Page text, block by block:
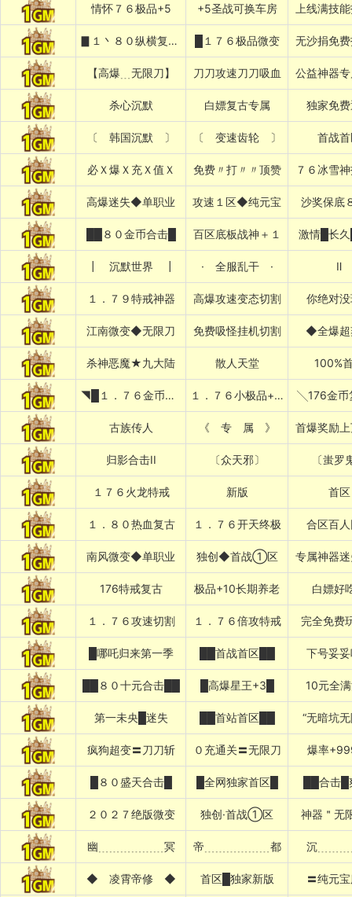
情怀７６极品+5 +5圣战可换车房 上线满技
▊１丶８０纵横复古▊ █１７６极品微变 无沙捐免
【高爆﹍无限刀】 刀刀攻速刀刀吸血 公益神器
杀心沉默 白嫖复古专属 独家免
〔 韩国沉默 〕 〔 变速齿轮 〕 首战
必Ｘ爆Ｘ充Ｘ值Ｘ 免费〃打〃〃顶赞 ７６冰雪
高爆迷失◆单职业 攻速１区◆纯元宝 沙奖保底
██８０金币合击█ 百区底板战神＋１ 激情█长
┃ 沉默世界 ┃ · 全服乱干 · Ⅱ
１．７９特戒神器 高爆攻速变态切割 你绝对
江南微变◆无限刀 免费吸怪挂机切割 ◆全爆
杀神恶魔★九大陆 散人天堂 100%
◥█１．７６金币复古 １．７６小极品+５██◤ ╲176金
古族传人 《 专 属 》 首爆奖励
归影合击II 〔众天邪〕 〔蚩罗
１７６火龙特戒 新版 首区
１．８０热血复古 １．７６开天终极 合区百
南风微变◆单职业 独创◆首战①区 专属神器
176特戒复古 极品+10长期养老 白嫖好
１．７６攻速切割 １．７６倍攻特戒 完全免费
█哪吒归来第一季 ██首战首区██ 下号妥
██８０十元合击██ █高爆星王+3█ 10元全
第一未央█迷失 ██首站首区██ “无暗坑
疯狗超变〓刀刀斩 ０充通关〓无限刀 爆率
█８０盛天合击█ █全网独家首区█ ██合击
２０２７绝版微变 独创·首战①区 神器＂无
幽﹍﹍﹍﹍﹍﹍冥 帝﹍﹍﹍﹍﹍﹍都 沉
◆ 凌霄帝修 ◆ 首区█独家新版 〓纯元